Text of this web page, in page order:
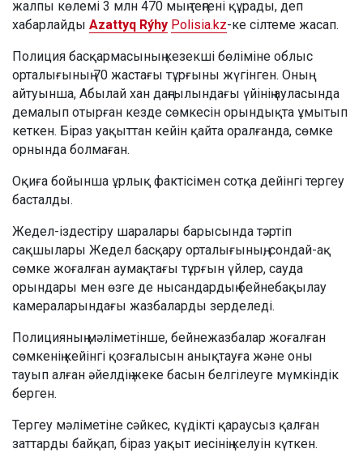
жалпы көлемі 3 млн 470 мың теңгені құрады, деп
хабарлайды Azattyq Rýhy Polisia.kz-ке сілтеме жасап.
Полиция басқармасының кезекші бөліміне облыс
орталығының 70 жастағы тұрғыны жүгінген. Оның
айтуынша, Абылай хан даңғылындағы үйінің ауласында
демалып отырған кезде сөмкесін орындықта ұмытып
кеткен. Біраз уақыттан кейін қайта оралғанда, сөмке
орнында болмаған.
Оқиға бойынша ұрлық фактісімен сотқа дейінгі тергеу
басталды.
Жедел-іздестіру шаралары барысында тәртіп
сақшылары Жедел басқару орталығының, сондай-ақ
сөмке жоғалған аумақтағы тұрғын үйлер, сауда
орындары мен өзге де нысандардың бейнебақылау
камераларындағы жазбаларды зерделеді.
Полицияның мәліметінше, бейнежазбалар жоғалған
сөмкенің кейінгі қозғалысын анықтауға және оны
тауып алған әйелдің жеке басын белгілеуге мүмкіндік
берген.
Тергеу мәліметіне сәйкес, күдікті қараусыз қалған
заттарды байқап, біраз уақыт иесінің келуін күткен.